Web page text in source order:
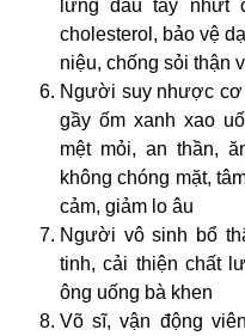
lưng đau tay nhứt
cholesterol, bảo vệ
niệu, chống sỏi thận
Người suy nhược
gầy ốm xanh xao
mệt mỏi, an thần,
không chóng mặt,
cảm, giảm lo âu
Người vô sinh bổ
tinh, cải thiện chất
ông uống bà khen
Võ sĩ, vận động